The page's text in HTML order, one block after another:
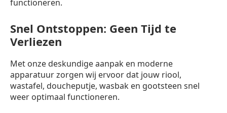
functioneren.
Snel Ontstoppen: Geen Tijd te
Verliezen
Met onze deskundige aanpak en moderne
apparatuur zorgen wij ervoor dat jouw riool,
wastafel, doucheputje, wasbak en gootsteen snel
weer optimaal functioneren.